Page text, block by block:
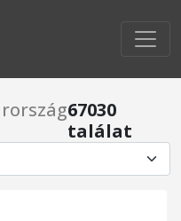
67030
találat